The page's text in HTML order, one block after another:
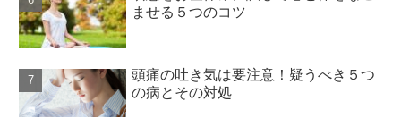
ませる５つのコツ
頭痛の吐き気は要注意！疑うべき５つ
の病とその対処